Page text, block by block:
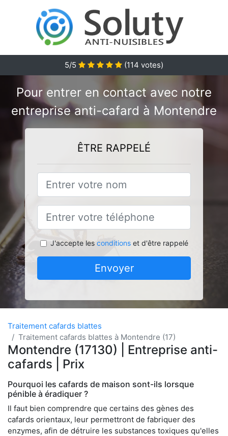
5/5 (114 votes)
Pour entrer en contact avec notre
entreprise anti-cafard à Montendre
ÊTRE RAPPELÉ
J'accepte les conditionset d'être rappelé
Envoyer
Traitement cafards blattes
Traitement cafards blattes à Montendre (17)
Montendre (17130) | Entreprise anti-
cafards | Prix
Pourquoi les cafards de maison sont-ils lorsque
pénible à éradiquer ?
Il faut bien comprendre que certains des gènes des
cafards orientaux, leur permettront de fabriquer des
enzymes, afin de détruire les substances toxiques qu'elles